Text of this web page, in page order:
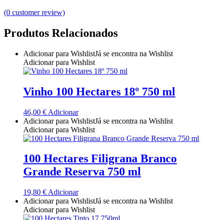
Quinta do Casal Branco Tejo
Quinta do Couquinho
Quinta do Crasto
Quinta do Pessegueiro - Douro
Quinta Do Regueiro - Região Vinhos Verdes
Quinta Do Rogel Algarve
Quinta do Sobreiró Trás-os -Montes
(0 customer review)
Produtos Relacionados
Adicionar para WishlistJá se encontra na Wishlist
Adicionar para Wishlist
Vinho 100 Hectares 18º 750 ml
46,00 € Adicionar
Adicionar para WishlistJá se encontra na Wishlist
Adicionar para Wishlist
100 Hectares Filigrana Branco
Grande Reserva 750 ml
19,80 € Adicionar
Adicionar para WishlistJá se encontra na Wishlist
Adicionar para Wishlist